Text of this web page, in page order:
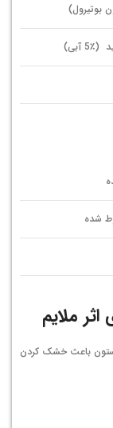
بوتیرول)
آبی)
شده
ملایم
استون باعث خشک کردن